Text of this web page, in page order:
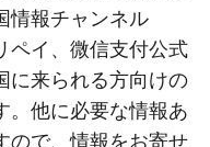
情報チャンネル
ペイ、微信支付公式
に来られる方向けの
。他に必要な情報あ
ので、情報をお寄せ